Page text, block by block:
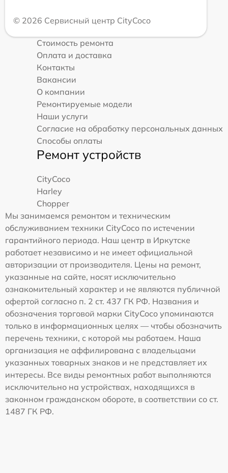
© 2026 Сервисный центр CityCoco
Стоимость ремонта
Оплата и доставка
Контакты
Вакансии
О компании
Ремонтируемые модели
Наши услуги
Согласие на обработку персональных данных
Способы оплаты
Ремонт устройств
CityCoco
Harley
Chopper
Мы занимаемся ремонтом и техническим
обслуживанием техники CityCoco по истечении
гарантийного периода. Наш центр в Иркутске
работает независимо и не имеет официальной
авторизации от производителя. Цены на ремонт,
указанные на сайте, носят исключительно
ознакомительный характер и не являются публичной
офертой согласно п. 2 ст. 437 ГК РФ. Названия и
обозначения торговой марки CityCoco упоминаются
только в информационных целях — чтобы обозначить
перечень техники, с которой мы работаем. Наша
организация не аффилирована с владельцами
указанных товарных знаков и не представляет их
интересы. Все виды ремонтных работ выполняются
исключительно на устройствах, находящихся в
законном гражданском обороте, в соответствии со ст.
1487 ГК РФ.